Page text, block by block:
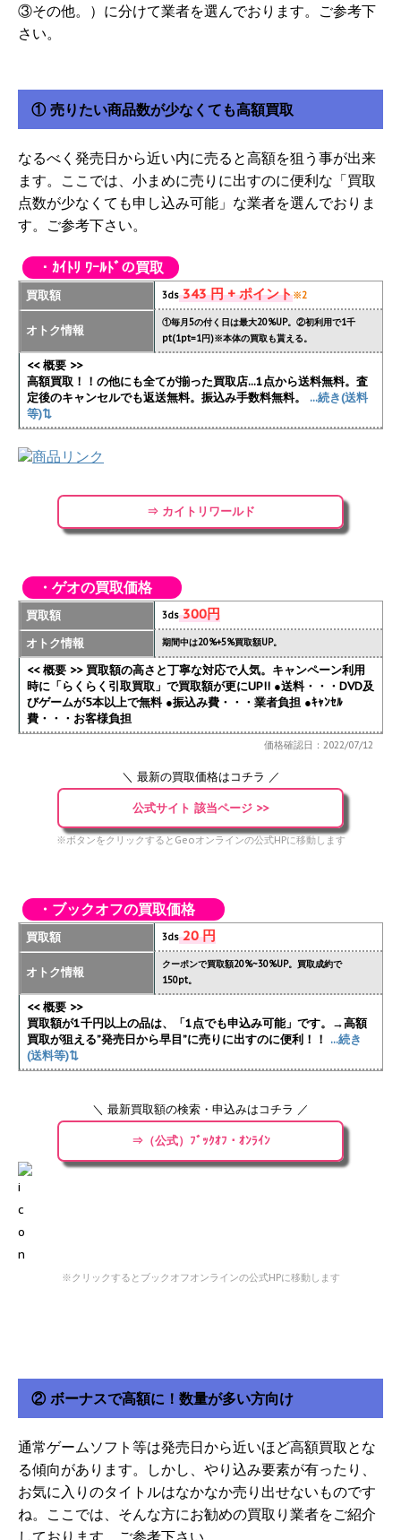
③その他。）に分けて業者を選んでおります。ご参考下
さい。
① 売りたい商品数が少なくても高額買取
なるべく発売日から近い内に売ると高額を狙う事が出来
ます。ここでは、小まめに売りに出すのに便利な「買取
点数が少なくても申し込み可能」な業者を選んでおりま
す。ご参考下さい。
・ｶｲﾄﾘ ﾜｰﾙﾄﾞの買取
買取額 3ds343 円 + ポイント※2
オトク情報
①毎月5の付く日は最大20%UP。②初利用で1千
pt(1pt=1円)※本体の買取も貰える。
<< 概要 >>
高額買取！！の他にも全てが揃った買取店...1点から送料無料。査
定後のキャンセルでも返送無料。振込み手数料無料。
...続き(送料
等)⇅
⇒ カイトリワールド
・ゲオの買取価格
買取額 3ds300円
オトク情報 期間中は20%+5%買取額UP。
<< 概要 >> 買取額の高さと丁寧な対応で人気。キャンペーン利用
時に「らくらく引取買取」で買取額が更にUP!! ●送料・・・DVD及
びゲームが5本以上で無料 ●振込み費・・・業者負担 ●ｷｬﾝｾﾙ
費・・・お客様負担
価格確認日：2022/07/12
＼ 最新の買取価格はコチラ ／
公式サイト 該当ページ >>
※ボタンをクリックするとGeoオンラインの公式HPに移動します
・ブックオフの買取価格
買取額 3ds20 円
オトク情報
クーポンで買取額20%~30%UP。買取成約で
150pt。
<< 概要 >>
買取額が1千円以上の品は、「1点でも申込み可能」です。→高額
買取が狙える”発売日から早目”に売りに出すのに便利！！ ...続き
(送料等)⇅
＼ 最新買取額の検索・申込みはコチラ ／
⇒（公式）ﾌﾞｯｸｵﾌ・ｵﾝﾗｲﾝ
※クリックするとブックオフオンラインの公式HPに移動します
② ボーナスで高額に！数量が多い方向け
通常ゲームソフト等は発売日から近いほど高額買取とな
る傾向があります。しかし、やり込み要素が有ったり、
お気に入りのタイトルはなかなか売り出せないものです
ね。ここでは、そんな方にお勧めの買取り業者をご紹介
しております。ご参考下さい。